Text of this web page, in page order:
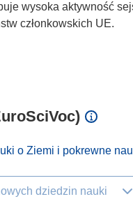
wysoka aktywność
członkowskich UE.
o Ziemi i pokrewne
dziedzin nauki